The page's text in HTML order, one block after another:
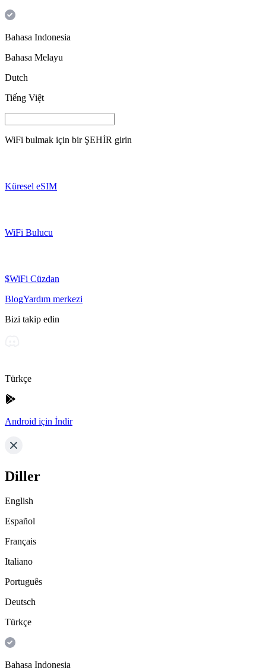
Bahasa Indonesia
Bahasa Melayu
Dutch
Tiếng Việt
WiFi bulmak için bir ŞEHİR girin
Küresel eSIM
WiFi Bulucu
$WiFi Cüzdan
BlogYardım merkezi
Bizi takip edin
Türkçe
Android için İndir
Diller
English
Español
Français
Italiano
Português
Deutsch
Türkçe
Bahasa Indonesia